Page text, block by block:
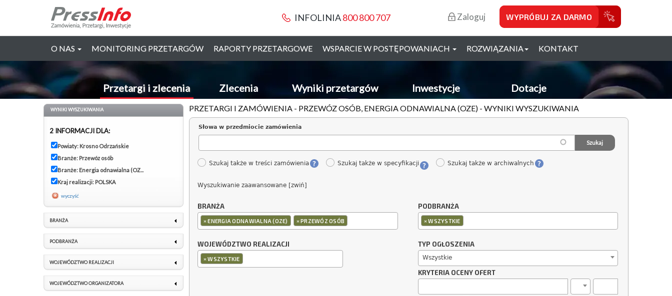
INFOLINIA800 800 707 Zaloguj WYPRÓBUJ ZA DARMO
O NAS MONITORING PRZETARGÓW RAPORTY PRZETARGOWE WSPARCIE W POSTĘPOWANIACH ROZWIĄZANIA KONTAKT
Przetargi i zlecenia Zlecenia Wyniki przetargów Inwestycje Dotacje
PRZETARGI I ZAMÓWIENIA - PRZEWÓZ OSÓB, ENERGIA ODNAWIALNA (OZE) - WYNIKI WYSZUKIWANIA
Słowa w przedmiocie zamówienia
Szukaj także w treści zamówienia Szukaj także w specyfikacji Szukaj także w archiwalnych
Wyszukiwanie zaawansowane [zwiń]
BRANŻA
×ENERGIA ODNAWIALNA (OZE) ×PRZEWÓZ OSÓB
PODBRANŻA
×WSZYSTKIE
WOJEWÓDZTWO REALIZACJI
×WSZYSTKIE
TYP OGŁOSZENIA
Wszystkie
KRYTERIA OCENY OFERT
WYNIKI WYSZUKIWANIA
2 INFORMACJI DLA:
Powiaty: Krosno Odrzańskie
Branże: Przewóz osób
Branże: Energia odnawialna (OZ...
Kraj realizacji: POLSKA
wyczyść
BRANŻA
PODBRANŻA
WOJEWÓDZTWO REALIZACJI
WOJEWÓDZTWO ORGANIZATORA